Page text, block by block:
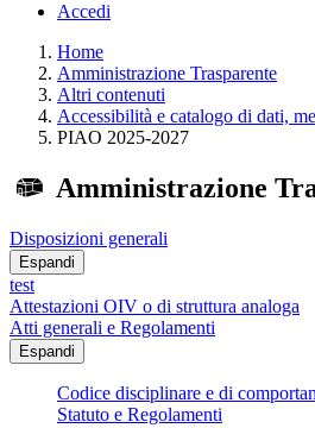
Accedi
Home
Amministrazione Trasparente
Altri contenuti
Accessibilità e catalogo di dati,
PIAO 2025-2027
Amministrazione
Disposizioni generali
Espandi
test
Attestazioni OIV o di struttura analoga
Atti generali e Regolamenti
Espandi
Codice disciplinare e di
Statuto e Regolamenti